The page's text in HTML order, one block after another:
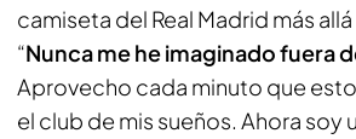
camiseta del Real Madrid más
“Nunca me he imaginado fuera
Aprovecho cada minuto que
el club de mis sueños. Ahora soy